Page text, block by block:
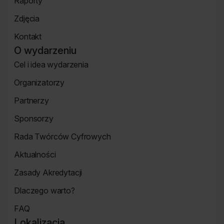
Bilety
Zdjęcia
Kontakt
Strona
Kontakt
O wydarzeniu
Cel i idea wydarzenia
o
Organizatorzy
Organizatorzy
Partnerzy
Partnerzy
Sponsorzy
Sponsorzy
Rada Twórców Cyfrowych
Twórców
Re_Mind
Aktualności
Zasady Akredytacji
Akredytacji
Dlaczego warto?
Dlaczego
warto?
FAQ
Strona